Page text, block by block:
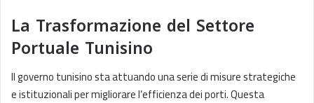
La Trasformazione del Settore
Portuale Tunisino
Il governo tunisino sta attuando una serie di misure strategiche
e istituzionali per migliorare l’efficienza dei porti. Questa